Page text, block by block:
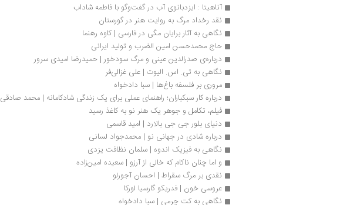
آناهیتا : ایزدبانوی آب در گفت‌وگو با فاطمه شاداب
نقد رخداد مرگ به روایت هنر در گورستان
نگاهی به آثار برایان مگی در فارسی | کاوه رهنما
حاج محمدحسن امین الضرب و تولید ایرانی
درباره‌ی صدرالدین عینی و مرگ سودخور | حمیدرضا امیدی سرور
نگاهی به تی. اس. الیوت | علی غزالی‌فر
مروری بر فلسفه باغ‌‏ها | سبا دادخواه
درباره کار سبکباران؛ راهنمای عملی برای یک زندگی شادکامانه | محمد صادقی
فیلم، تکامل و جوهر یک هنر نو به کاغذ رسید
دنیای بلور جی جی بالارد | امید قاسمی
درباره شادی در جهانی نو | محمدجواد لسانی
نگاهی به فیزیک اندوه | سلمان نظافت یزدی
و اما چنان ناکام که خالی از آرزو | سعیده امین‌زاده
نقدی بر مرگ سقراط | احسان آجورلو
عروسی خون | فدریکو گارسیا لورکا
نگاهی به کت چرمی | سبا دادخواه